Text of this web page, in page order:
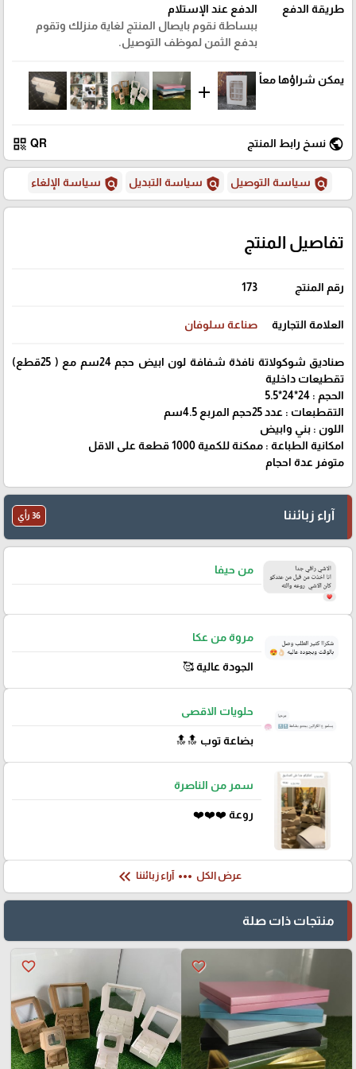
طريقة الدفع
الدفع عند الإستلام
ببساطة نقوم بايصال المنتج لغاية منزلك وتقوم
بدفع الثمن لموظف التوصيل.
يمكن شراؤها معاً
add
public نسخ رابط المنتج QR
qr_code
policy سياسة التوصيل policy سياسة التبديل policy سياسة الإلغاء
تفاصيل المنتج
رقم المنتج 173
العلامة التجارية صناعة سلوفان
صناديق شوكولاتة نافذة شفافة لون ابيض حجم 24سم مع ( 25قطع)
تقطيعات داخلية
الحجم : 24*24*5.5
التقطبعات : عدد 25حجم المربع 4.5سم
اللون : بني وابيض
امكانية الطباعة : ممكنة للكمية 1000 قطعة على الاقل
متوفر عدة احجام
آراء زبائننا 36 رأي
من حيفا
مروة من عكا
الجودة عالية 🥰
حلويات الاقصى
بضاعة توب 🔝🔝
سمر من الناصرة
روعة ❤️❤️❤️
عرض الكل more_horiz آراء زبائننا keyboard_double_arrow_left
منتجات ذات صلة
favorite_border
favorite_border